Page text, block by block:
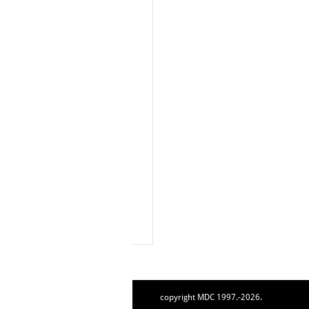
copyright MDC 1997.-2026.